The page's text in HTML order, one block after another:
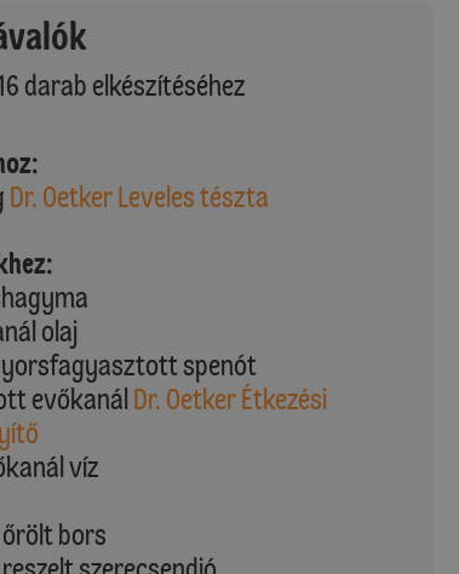
darab elkészítéséhez
Dr. Oetker Leveles tészta
olaj
spenót
evőkanálDr. Oetker Étkezési
víz
bors